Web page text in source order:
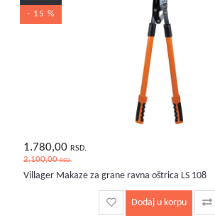
- 15 %
1.780,00 RSD.
2.100,00RSD.
Villager Makaze za grane ravna oštrica LS 108
Dodaj u korpu